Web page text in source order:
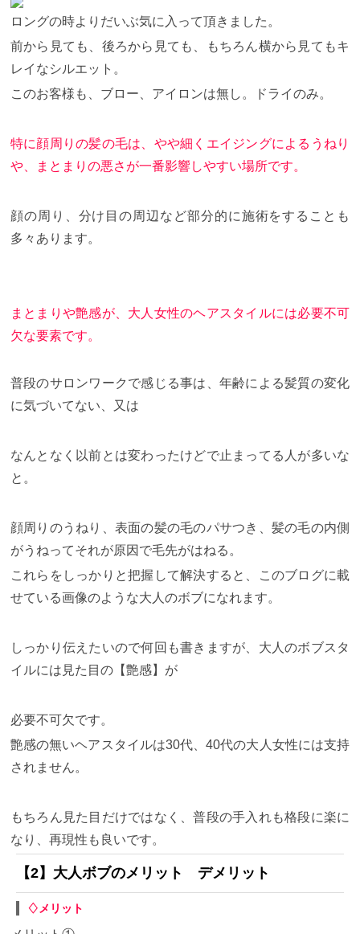
ロングの時よりだいぶ気に入って頂きました。
前から見ても、後ろから見ても、もちろん横から見てもキ
レイなシルエット。
このお客様も、ブロー、アイロンは無し。ドライのみ。
特に顔周りの髪の毛は、やや細くエイジングによるうねり
や、まとまりの悪さが一番影響しやすい場所です。
顔の周り、分け目の周辺など部分的に施術をすることも
多々あります。
まとまりや艶感が、大人女性のヘアスタイルには必要不可
欠な要素です。
普段のサロンワークで感じる事は、年齢による髪質の変化
に気づいてない、又は
なんとなく以前とは変わったけどで止まってる人が多いな
と。
顔周りのうねり、表面の髪の毛のパサつき、髪の毛の内側
がうねってそれが原因で毛先がはねる。
これらをしっかりと把握して解決すると、このブログに載
せている画像のような大人のボブになれます。
しっかり伝えたいので何回も書きますが、大人のボブスタ
イルには見た目の【艶感】が
必要不可欠です。
艶感の無いヘアスタイルは30代、40代の大人女性には支持
されません。
もちろん見た目だけではなく、普段の手入れも格段に楽に
なり、再現性も良いです。
【2】大人ボブのメリット デメリット
♢メリット